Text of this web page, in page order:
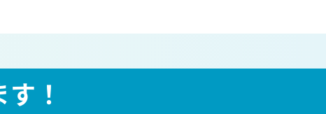
！